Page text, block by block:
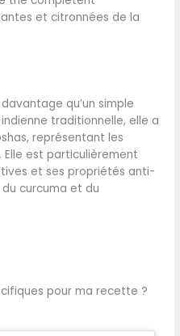
et citronnées de la
qu’un simple
traditionnelle, elle a
représentant les
est particulièrement
et ses propriétés anti-
curcuma et du
pour ma recette ?